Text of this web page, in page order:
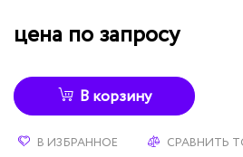
цена по запросу
В корзину
В ИЗБРАННОЕ СРАВНИТЬ